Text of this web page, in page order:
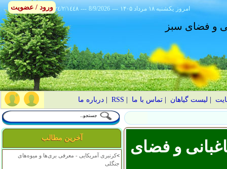
٢٤/٢/١٤٤٨ --- 8/9/2026 --- ۱۴۰۵ يکشنبه ۱۸ مرداد امروز
و فضای سبز
لیست گیاهان |تماس با ما RSS
|درباره ما
آخرین مطالب
>کرنبری آمریکایی - معرفی بری‌ها و میوه‌های
جنگلی
و فضای
ورود / عضویت